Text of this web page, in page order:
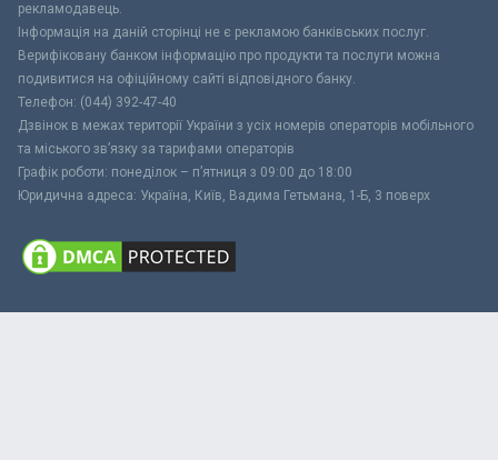
рекламодавець.
Інформація на даній сторінці не є рекламою банківських послуг.
Верифіковану банком інформацію про продукти та послуги можна
подивитися на офіційному сайті відповідного банку.
Телефон: (044) 392-47-40
Дзвінок в межах території України з усіх номерів операторів мобільного
та міського зв’язку за тарифами операторів
Графік роботи: понеділок – п’ятниця з 09:00 до 18:00
Юридична адреса: Україна, Київ, Вадима Гетьмана, 1-Б, 3 поверх